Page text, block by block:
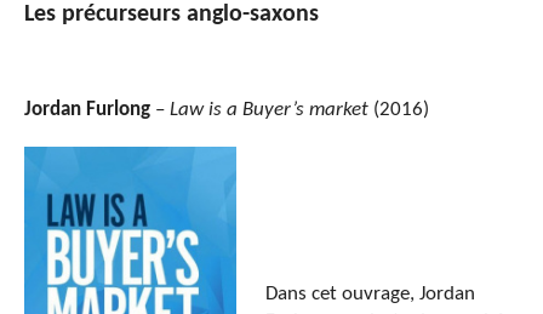
Les précurseurs anglo-saxons
Jordan Furlong – Law is a Buyer’s market (2016)
Dans cet ouvrage, Jordan